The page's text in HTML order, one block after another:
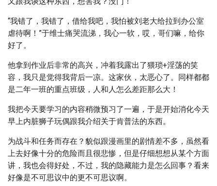
“我错了，我错了，借给我吧，我怕被刘老大给拉到办公室
虐待啊！”于维士痛哭流涕，我心一软，哎，哥们嘛，给你
好了。
他拿到作业后非常的高兴，冲着我露出了猥琐+淫荡的笑
容，我只是觉得我背后一凉。这家伙，太恶心了。同样都都
是二年一班的重点班级，人和人怎么差距那么大！
我把今天要学习的内容稍微预习了一遍，于是开始消化今天
早上内脏狮子玩偶跟我介绍关于肯普法的东西。
为战斗和任务而存在？貌似跟漫画里的剧情差不多，虽然看
上去好像十分的危险而且很悲惨，但是仔细想想从某个方面
讲，我也会得好处，不过，我的隐藏能力是怎么回事？看来
好像是不可思议中的更不可思议啊。